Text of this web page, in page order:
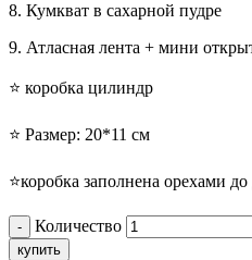
8. Кумкват в сахарной пудре
9. Атласная лента + мини
⭐️ коробка цилиндр
⭐️ Размер: 20*11 см
⭐️коробка заполнена орехами
Количество
купить